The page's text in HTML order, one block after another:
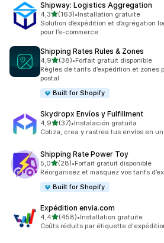
Shipway: Logistics Aggregation
4,3étoile(s) sur 5
(163)
163 avis au total
•Installation gratuite
Solution d’expédition et d’agrégation
pour l’e-commerce
Shipping Rates Rules & Zones
4,9étoile(s) sur 5
(38)
38 avis au total
•Forfait gratuit disponible
Règles de tarifs d’expédition et zones
postal
Built for Shopify
Skydropx Envíos y Fulfillment
4,9étoile(s) sur 5
(37)
37 avis au total
•Instalación gratuita
Cotiza, crea y rastrea tus envíos en un
Shipping Rate Power Toy
5,0étoile(s) sur 5
(28)
28 avis au total
•Forfait gratuit disponible
Réorganisez et masquez vos tarifs
Built for Shopify
Expédition envia.com
4,4étoile(s) sur 5
(458)
458 avis au total
•Installation gratuite
Coûts réduits par étiquette